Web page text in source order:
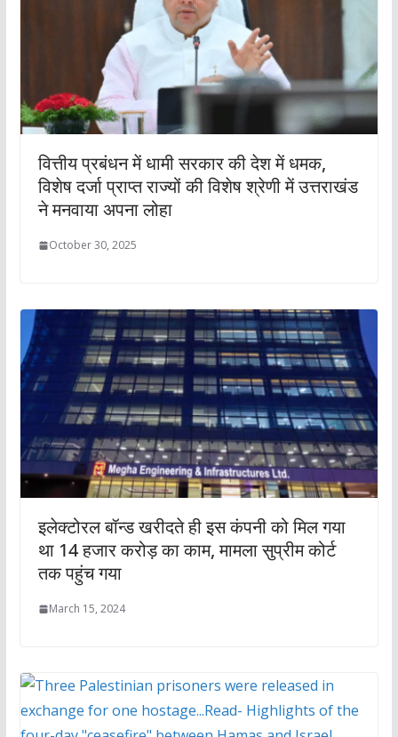
वित्तीय प्रबंधन में धामी सरकार की देश में धमक,
विशेष दर्जा प्राप्त राज्यों की विशेष श्रेणी में उत्तराखंड
ने मनवाया अपना लोहा
October 30, 2025
इलेक्टोरल बॉन्ड खरीदते ही इस कंपनी को मिल गया
था 14 हजार करोड़ का काम, मामला सुप्रीम कोर्ट
तक पहुंच गया
March 15, 2024